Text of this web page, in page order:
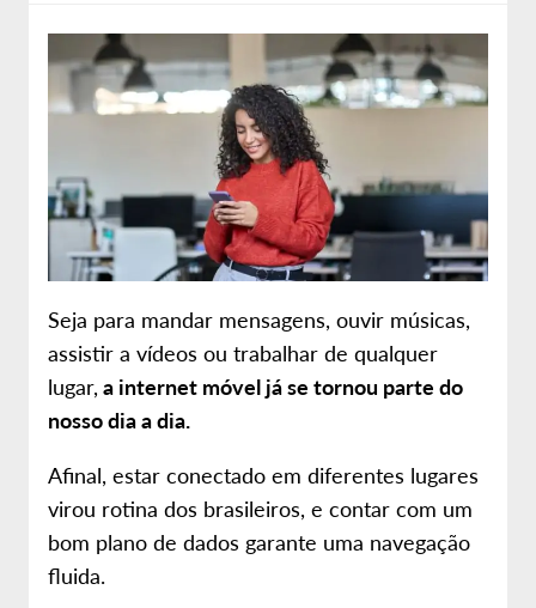
Site da Desktop
Seja para mandar mensagens, ouvir músicas,
assistir a vídeos ou trabalhar de qualquer
lugar,a internet móvel já se tornou parte do
nosso dia a dia.
Afinal, estar conectado em diferentes lugares
virou rotina dos brasileiros, e contar com um
bom plano de dados garante uma navegação
fluida.